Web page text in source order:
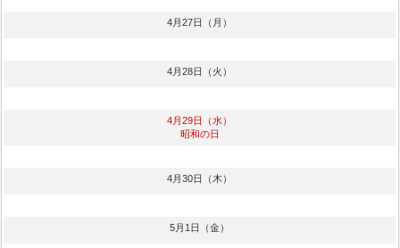
4月27日（月）
4月28日（火）
4月29日（水）
昭和の日
4月30日（木）
5月1日（金）